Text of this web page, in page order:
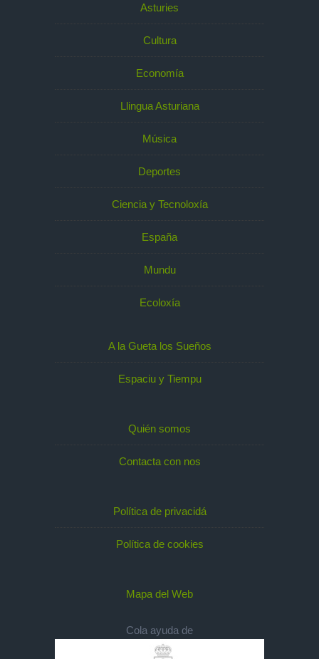
Asturies
Cultura
Economía
Llingua Asturiana
Música
Deportes
Ciencia y Tecnoloxía
España
Mundu
Ecoloxía
A la Gueta los Sueños
Espaciu y Tiempu
Quién somos
Contacta con nos
Política de privacidá
Política de cookies
Mapa del Web
Cola ayuda de